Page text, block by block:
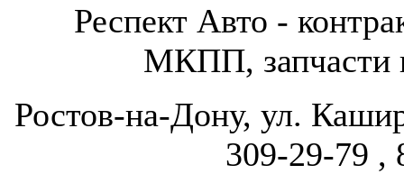
Респект Авто -
МКПП, запчасти
Ростов-на-Дону, ул.
309-29-79 ,